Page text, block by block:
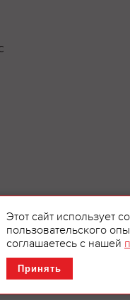
рекламой.
Этот сайт использует
пользовательского
соглашаетесь с нашей
Принять